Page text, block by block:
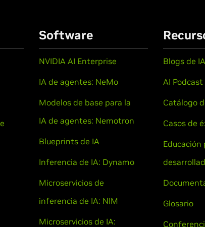
Software
NVIDIA AI Enterprise
IA de agentes: NeMo
Modelos de base para la
IA de agentes: Nemotron
Blueprints de IA
Inferencia de IA: Dynamo
Microservicios de
inferencia de IA: NIM
Microservicios de IA:
Blogs de IA
AI Podcast
Catálogo
Casos de
Educación
Glosario